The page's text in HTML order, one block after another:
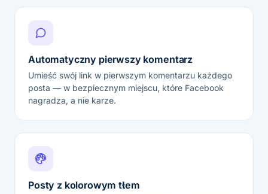
Automatyczny pierwszy komentarz
Umieść swój link w pierwszym komentarzu każdego
posta — w bezpiecznym miejscu, które Facebook
nagradza, a nie karze.
Posty z kolorowym tłem